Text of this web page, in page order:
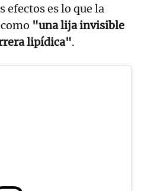
efectos es lo que la
"una lija invisible
lipídica".